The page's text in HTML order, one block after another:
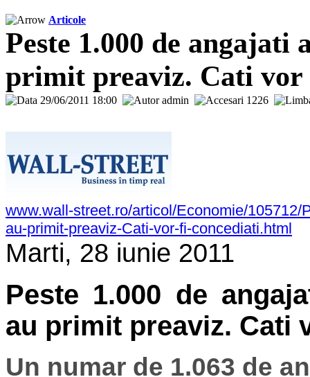
Articole
Peste 1.000 de
primit preaviz. Cati vor
29/06/2011 18:00 admin 1226
www.wall-street.ro/articol/Economie/
au-primit-preaviz-Cati-vor-fi-concediati.htm
Marti, 28 iunie 2011
Peste 1.000 de
au primit preaviz. Cati
Un numar de 1.063 de